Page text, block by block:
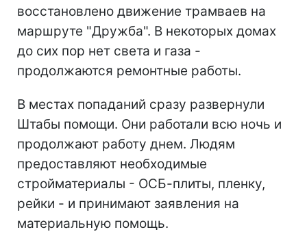
восстановлено движение трамваев на
маршруте "Дружба". В некоторых домах
до сих пор нет света и газа -
продолжаются ремонтные работы.
В местах попаданий сразу развернули
Штабы помощи. Они работали всю ночь и
продолжают работу днем. Людям
предоставляют необходимые
стройматериалы - ОСБ-плиты, пленку,
рейки - и принимают заявления на
материальную помощь.